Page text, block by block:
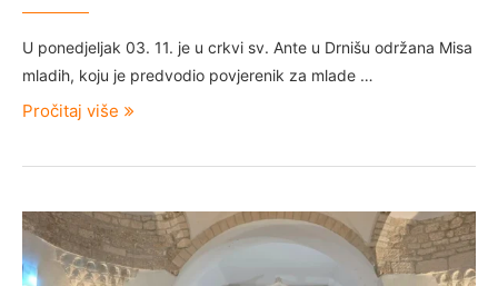
U ponedjeljak 03. 11. je u crkvi sv. Ante u Drnišu održana Misa
mladih, koju je predvodio povjerenik za mlade …
Pročitaj više